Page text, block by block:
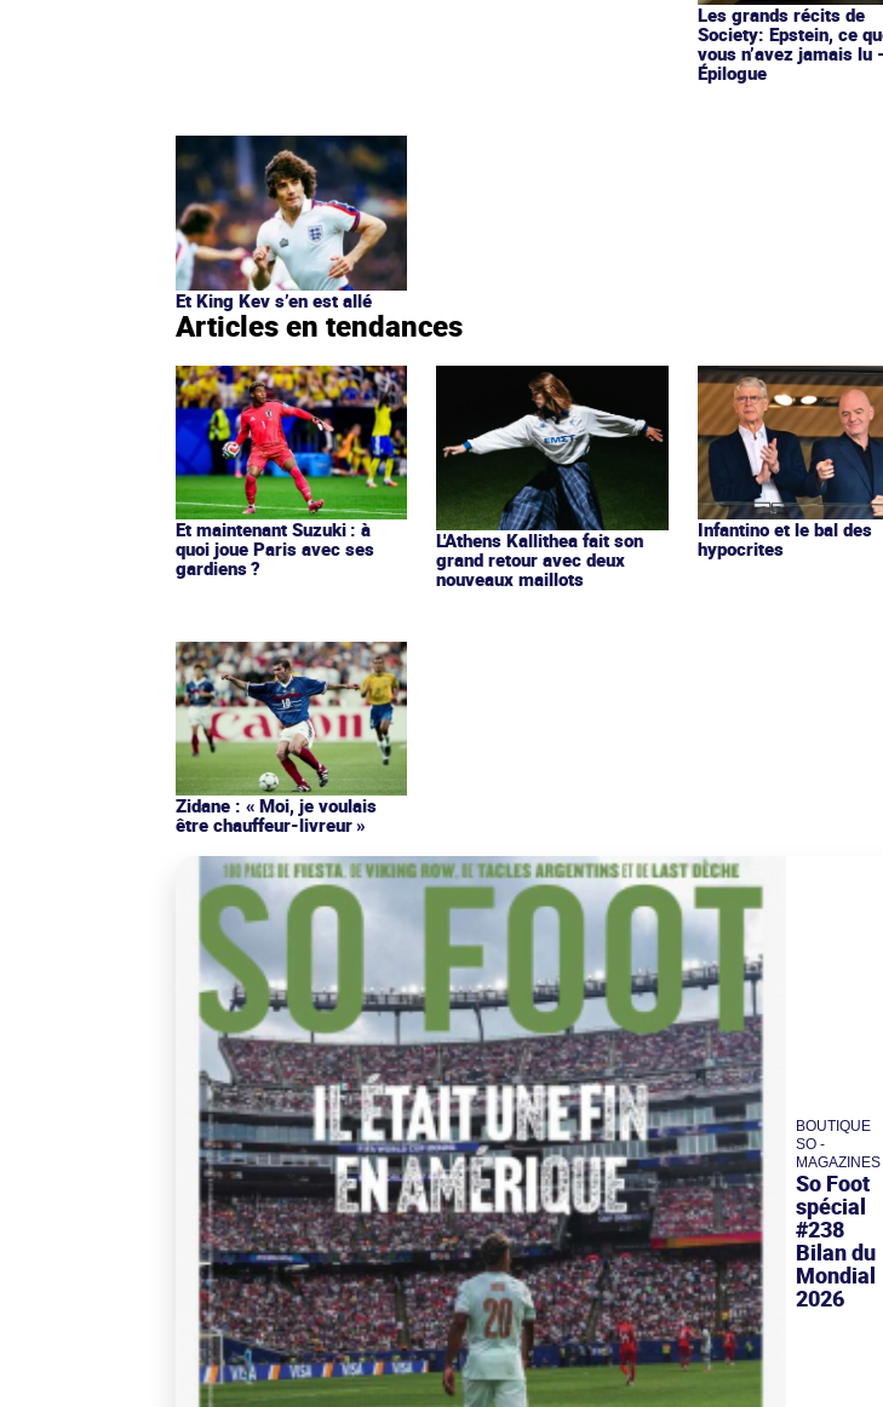
Les grands récits de
Society: Epstein, ce
vous n’avez jamais lu -
Épilogue
Et King Kev s’en est allé
Articles en tendances
Et maintenant Suzuki : à
quoi joue Paris avec ses
gardiens ?
L'Athens Kallithea fait son
grand retour avec deux
nouveaux maillots
Infantino et le bal des
hypocrites
Zidane : « Moi, je voulais
être chauffeur-livreur »
BOUTIQUE
SO -
MAGAZINES
So Foot
spécial
#238
Bilan du
Mondial
2026